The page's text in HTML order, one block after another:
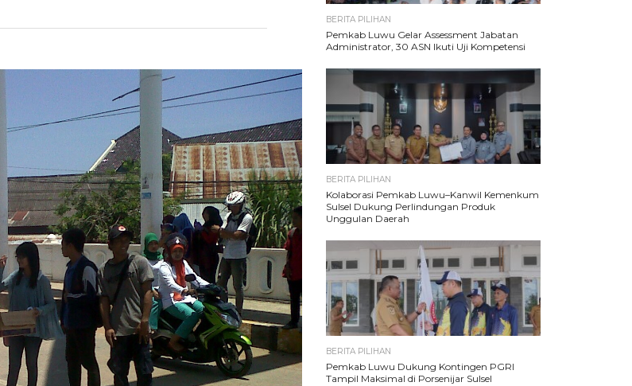
BERITA PILIHAN
Pemkab Luwu Gelar Assessment Jabatan
Administrator, 30 ASN Ikuti Uji Kompetensi
BERITA PILIHAN
Kolaborasi Pemkab Luwu–Kanwil Kemenkum
Sulsel Dukung Perlindungan Produk
Unggulan Daerah
BERITA PILIHAN
Pemkab Luwu Dukung Kontingen PGRI
Tampil Maksimal di Porsenijar Sulsel